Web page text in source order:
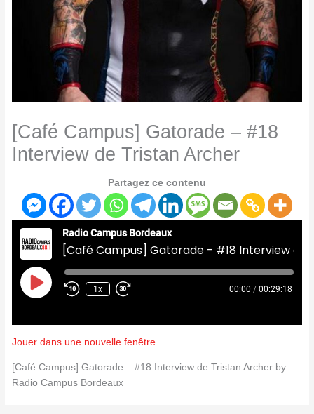
[Café Campus] Gatorade – #18
Interview de Tristan Archer
Partagez ce contenu
Radio Campus Bordeaux
Play
Episode
1x 00:00 / 00:29:18
Jouer dans une nouvelle fenêtre
[Café Campus] Gatorade – #18 Interview de Tristan Archer by
Radio Campus Bordeaux